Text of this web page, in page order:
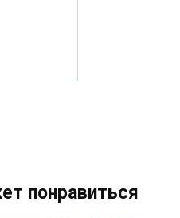
понравиться